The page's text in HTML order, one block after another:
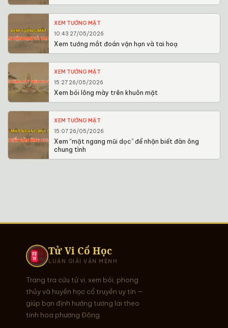
XEM TƯỚNG MẶT
10:43 27/05/2026
Xem tướng mắt đoán vận hạn và tai hoạ
XEM TƯỚNG MẶT
15:27 26/05/2026
Xem bói lông mày trên khuôn mặt
XEM TƯỚNG MẶT
15:07 26/05/2026
Xem “mặt ngang mũi dọc” để nhận biết đàn ông
chung tình
Tử Vi Cổ Học
LUẬN GIẢI VẬN MỆNH
Trang tra cứu tử vi, xem bói, phong
thủy và huyền học cổ truyền uy tín —
giúp bạn định hướng tương lai theo
tinh hoa phương Đông.